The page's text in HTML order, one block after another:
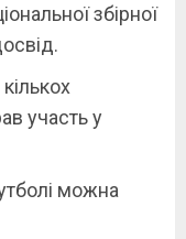
збірної
участь у
можна